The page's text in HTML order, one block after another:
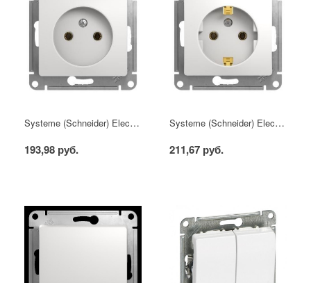
Systeme (Schneider) Electric GLOSSA розетка б/з белая механизм
193,98 руб.
Systeme (Schneider) Electric GLOSSA розетка с/з белая механизм
211,67 руб.